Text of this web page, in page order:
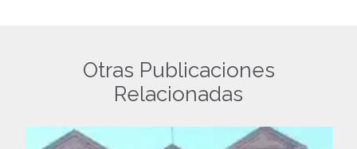
Otras Publicaciones
Relacionadas